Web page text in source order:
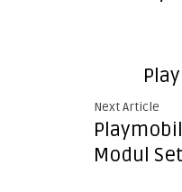
Next Article
Modul